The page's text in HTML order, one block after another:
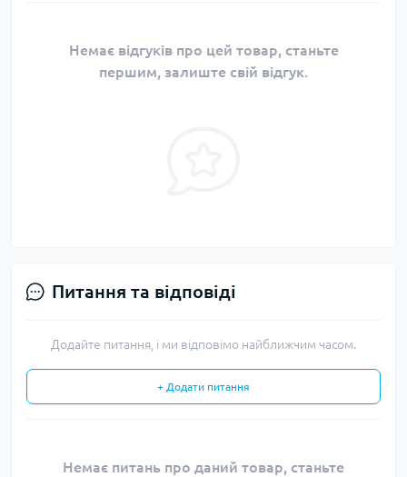
Немає відгуків про цей товар, станьте
першим, залиште свій відгук.
Питання та відповіді
Додайте питання, і ми відповімо найближчим часом.
+ Додати питання
Немає питань про даний товар, станьте